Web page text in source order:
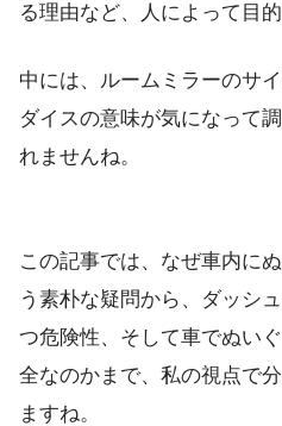
る理由など、人によって目
中には、ルームミラーのサ
ダイスの意味が気になって
れませんね。
この記事では、なぜ車内に
う素朴な疑問から、ダッシ
つ危険性、そして車でぬい
全なのかまで、私の視点で
ますね。